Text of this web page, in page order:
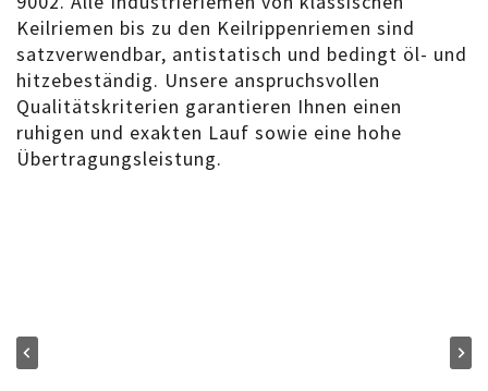
Keilriemen bis zu den Keilrippenriemen sind
satzverwendbar, antistatisch und bedingt öl- und
hitzebeständig. Unsere anspruchsvollen
Qualitätskriterien garantieren Ihnen einen
ruhigen und exakten Lauf sowie eine hohe
Übertragungsleistung.